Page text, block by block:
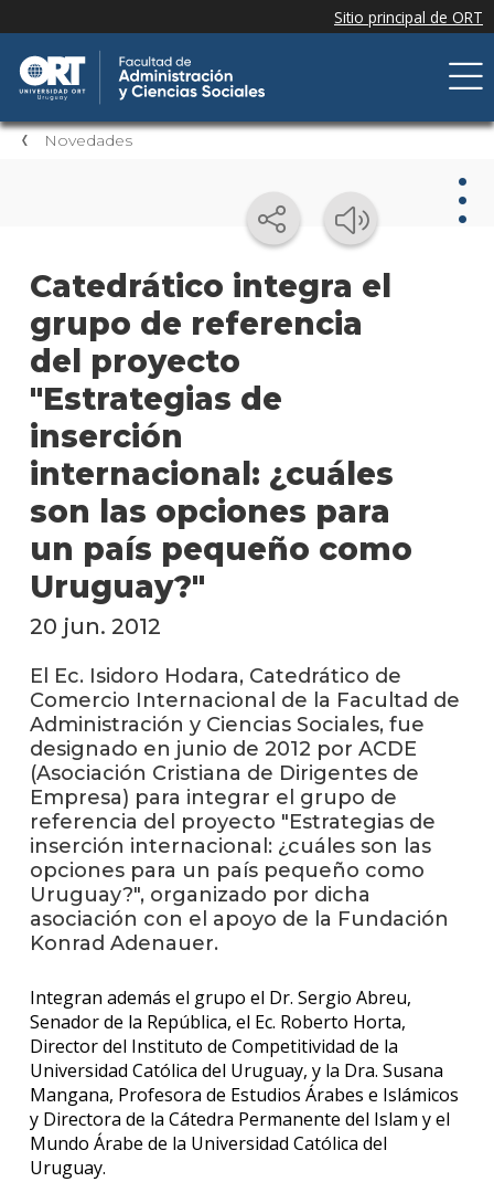
Novedades
Catedrático integra el
grupo de referencia
del proyecto
"Estrategias de
inserción
internacional: ¿cuáles
son las opciones para
un país pequeño como
Uruguay?"
20 jun. 2012
El Ec. Isidoro Hodara, Catedrático de
Comercio Internacional de la Facultad de
Administración y Ciencias Sociales, fue
designado en junio de 2012 por ACDE
(Asociación Cristiana de Dirigentes de
Empresa) para integrar el grupo de
referencia del proyecto "Estrategias de
inserción internacional: ¿cuáles son las
opciones para un país pequeño como
Uruguay?", organizado por dicha
asociación con el apoyo de la Fundación
Konrad Adenauer.
Integran además el grupo el Dr. Sergio Abreu,
Senador de la República, el Ec. Roberto Horta,
Director del Instituto de Competitividad de la
Universidad Católica del Uruguay, y la Dra. Susana
Mangana, Profesora de Estudios Árabes e Islámicos
y Directora de la Cátedra Permanente del Islam y el
Mundo Árabe de la Universidad Católica del
Uruguay.